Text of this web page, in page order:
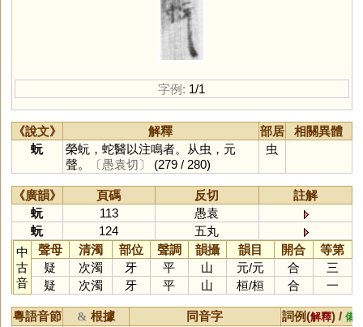
字例: 1/1
《說文》 解釋 部居
相關異體
蚖
榮蚖，蛇醫以注鳴者。从虫，元
聲。
〔愚袁切〕 (279 / 280)
虫
《廣韻》 頁碼 反切
註解
蚖
113
愚袁
蚖
124
五丸
中
古
音
聲母 清濁 部位 聲調 韻攝 韻目 開合
等第
疑
次濁 牙 平 山 元/元 合
三
疑
次濁 牙 平 山 桓/桓 合 一
粵語音節 & 根據 同音字 詞例(解釋) / 備